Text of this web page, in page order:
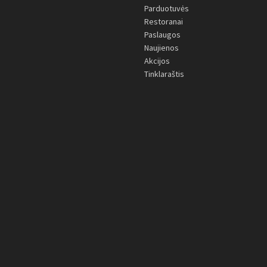
Parduotuvės
Restoranai
Paslaugos
Naujienos
Akcijos
Tinklaraštis